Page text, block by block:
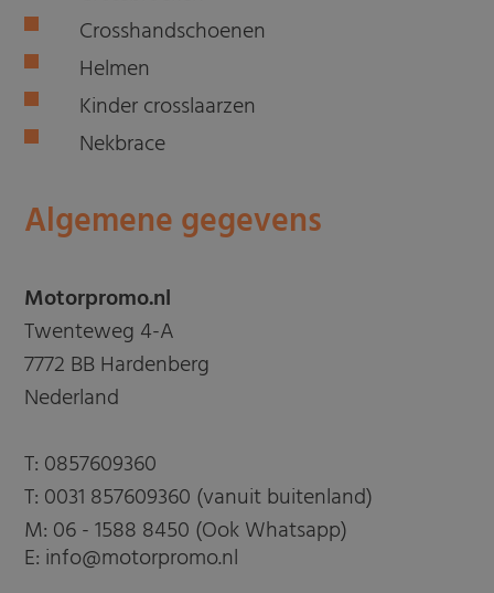
Crosshandschoenen
Helmen
Kinder crosslaarzen
Nekbrace
Algemene gegevens
Motorpromo.nl
Twenteweg 4-A
7772 BB Hardenberg
Nederland
T: 0857609360
T: 0031 857609360 (vanuit buitenland)
M: 06 - 1588 8450 (Ook Whatsapp)
E: info@motorpromo.nl